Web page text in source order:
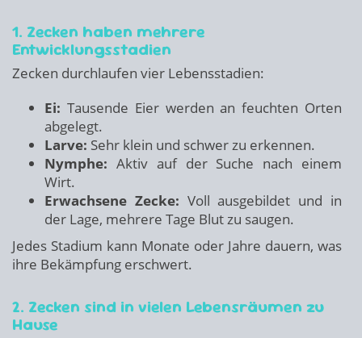
1. Zecken haben mehrere
Entwicklungsstadien
Zecken durchlaufen vier Lebensstadien:
Ei: Tausende Eier werden an feuchten Orten
abgelegt.
Larve: Sehr klein und schwer zu erkennen.
Nymphe: Aktiv auf der Suche nach einem
Wirt.
Erwachsene Zecke: Voll ausgebildet und in
der Lage, mehrere Tage Blut zu saugen.
Jedes Stadium kann Monate oder Jahre dauern, was
ihre Bekämpfung erschwert.
2. Zecken sind in vielen Lebensräumen zu
Hause